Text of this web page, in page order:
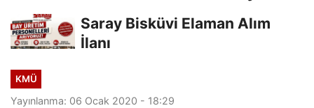
Saray Bisküvi Elaman Alım
İlanı
KMÜ
Yayınlanma: 06 Ocak 2020 - 18:29